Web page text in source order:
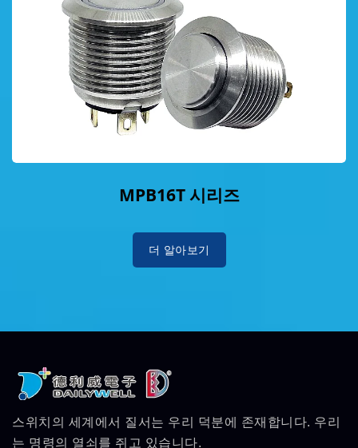
MPB16T 시리즈
더 알아보기
스위치의 세계에서 질서는 우리 덕분에 존재합니다. 우리
는 명령의 열쇠를 쥐고 있습니다.